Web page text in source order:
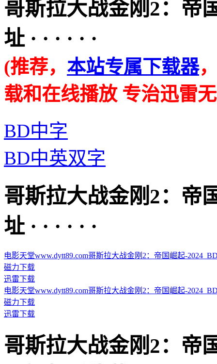
哥斯拉大战金刚2：帝
址 · · · · · ·
(推荐， 本站专属下载器
载和在线播放 专治迅雷
BD中字
BD中英双字
哥斯拉大战金刚2：帝
址 · · · · · ·
电影天堂www.dytt89.com哥斯拉大战金刚2：帝国崛起-
磁力下载
迅雷下载
电影天堂www.dytt89.com哥斯拉大战金刚2：帝国崛起-
磁力下载
迅雷下载
哥斯拉大战金刚2：帝